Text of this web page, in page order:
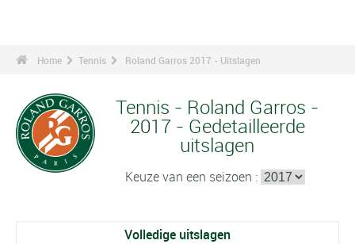
Home Tennis Roland Garros 2017 - Uitslagen
Tennis - Roland Garros -
2017 - Gedetailleerde
uitslagen
Keuze van een seizoen :
Volledige uitslagen